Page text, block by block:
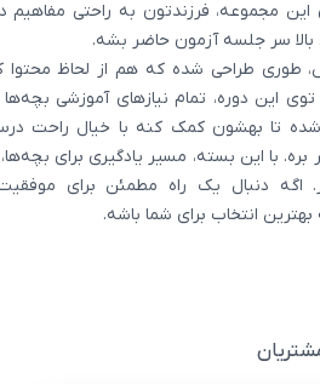
این مجموعه، فرزندتون به راحتی مفاهیم
بالا سر جلسه آزمون حاضر بشه.
طوری طراحی شده که هم از لحاظ محتوا
این دوره، تمام نیازهای آموزشی بچه‌ها
شده تا بهشون کمک کنه با خیال راحت
بره. با این بسته، مسیر یادگیری برای
دنبال یک راه مطمئن برای
انتخاب برای شما باشه.